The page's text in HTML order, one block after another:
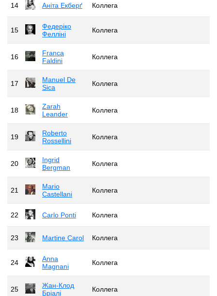
14 Аніта Екберґ Коллега
15
Федеріко
Фелліні
Коллега
16
Franca
Faldini
Коллега
17
Manuel De
Sica
Коллега
18
Zarah
Leander
Коллега
19
Roberto
Rossellini
Коллега
20
Ingrid
Bergman
Коллега
21
Mario
Castellani
Коллега
22 Carlo Ponti Коллега
23 Martine Carol Коллега
24
Anna
Magnani
Коллега
25
Жан-Клод
Бріалі
Коллега